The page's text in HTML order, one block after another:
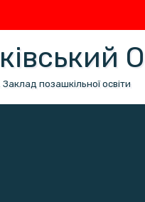
позашкільної освіти